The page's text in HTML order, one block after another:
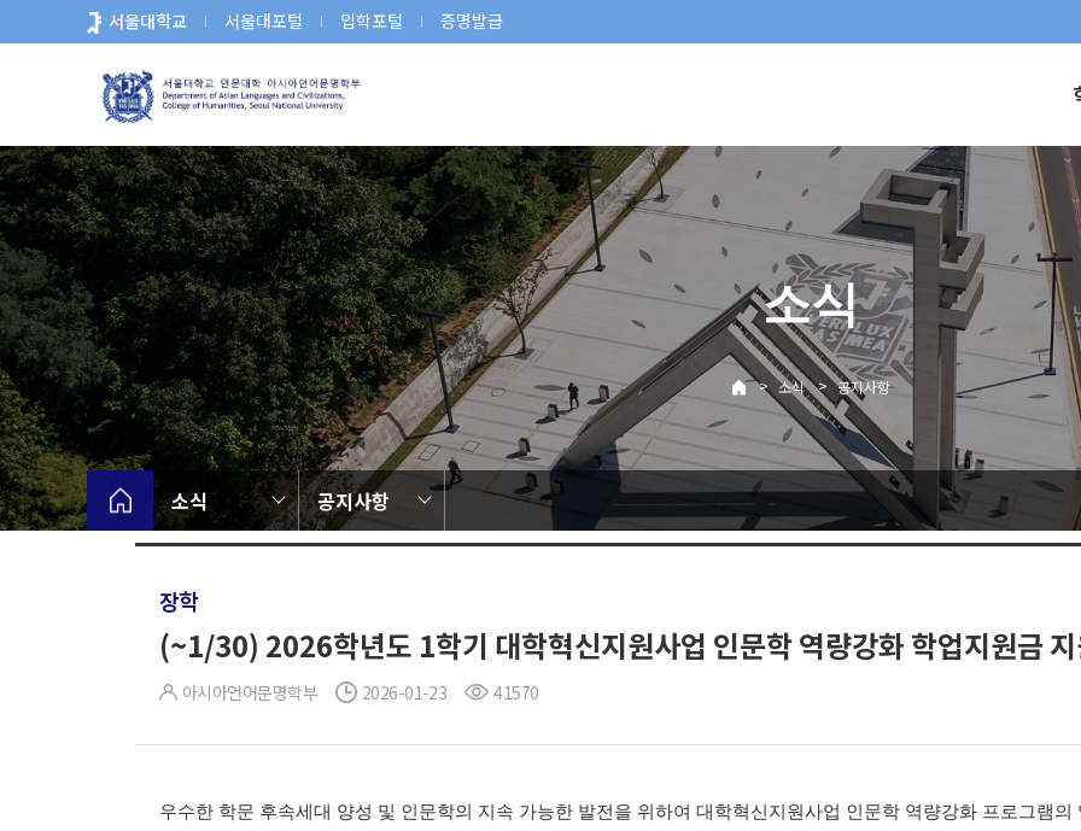
로
뉴
서울대학교 서울대포털 입학포털 증명발급
소식
> 소식 > 공지사항
소식 공지사항
장학
(~1/30) 2026학년도 1학기 대학혁신지원사업 인문학 역량강화 학업지원금 지
아시아언어문명학부 2026-01-23 41570
우수한 학문 후속세대 양성 및 인문학의 지속 가능한 발전을 위하여 대학혁신지원사업 인문학 역량강화 프로그램